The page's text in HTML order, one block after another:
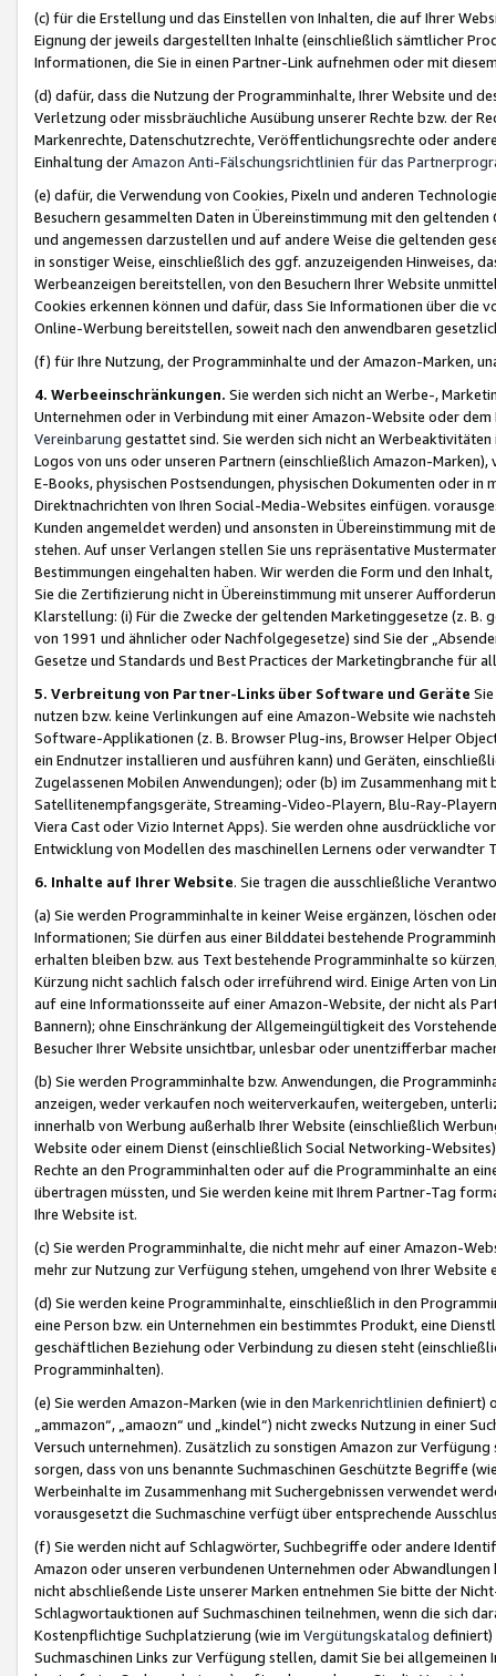
(c) für die Erstellung und das Einstellen von Inhalten, die auf Ihrer
Eignung der jeweils dargestellten Inhalte (einschließlich sämtlicher
Informationen, die Sie in einen Partner-Link aufnehmen oder mit
(d) dafür, dass die Nutzung der Programminhalte, Ihrer Website und
Verletzung oder missbräuchliche Ausübung unserer Rechte bzw. der
Markenrechte, Datenschutzrechte, Veröffentlichungsrechte oder
Einhaltung derAmazon Anti-Fälschungsrichtlinien für das
(e) dafür, die Verwendung von Cookies, Pixeln und anderen
Besuchern gesammelten Daten in Übereinstimmung mit den
und angemessen darzustellen und auf andere Weise die geltenden
in sonstiger Weise, einschließlich des ggf. anzuzeigenden Hinweises,
Werbeanzeigen bereitstellen, von den Besuchern Ihrer Website
Cookies erkennen können und dafür, dass Sie Informationen über die
Online-Werbung bereitstellen, soweit nach den anwendbaren
(f) für Ihre Nutzung, der Programminhalte und der Amazon-Marken,
4. Werbeeinschränkungen. Sie werden sich nicht an Werbe-,
Unternehmen oder in Verbindung mit einer Amazon-Website oder
Vereinbarung gestattet sind. Sie werden sich nicht an
Logos von uns oder unseren Partnern (einschließlich Amazon-
E-Books, physischen Postsendungen, physischen Dokumenten oder in
Direktnachrichten von Ihren Social-Media-Websites einfügen.
Kunden angemeldet werden) und ansonsten in Übereinstimmung mit
stehen. Auf unser Verlangen stellen Sie uns repräsentative
Bestimmungen eingehalten haben. Wir werden die Form und den
Sie die Zertifizierung nicht in Übereinstimmung mit unserer
Klarstellung: (i) Für die Zwecke der geltenden Marketinggesetze (z. B.
von 1991 und ähnlicher oder Nachfolgegesetze) sind Sie der
Gesetze und Standards und Best Practices der Marketingbranche für
5. Verbreitung von Partner-Links über Software und Geräte
nutzen bzw. keine Verlinkungen auf eine Amazon-Website wie
Software-Applikationen (z. B. Browser Plug-ins, Browser Helper
ein Endnutzer installieren und ausführen kann) und Geräten,
Zugelassenen Mobilen Anwendungen); oder (b) im Zusammenhang
Satellitenempfangsgeräte, Streaming-Video-Playern, Blu-Ray-
Viera Cast oder Vizio Internet Apps). Sie werden ohne ausdrückliche
Entwicklung von Modellen des maschinellen Lernens oder
6. Inhalte auf Ihrer Website. Sie tragen die ausschließliche
(a) Sie werden Programminhalte in keiner Weise ergänzen, löschen
Informationen; Sie dürfen aus einer Bilddatei bestehende
erhalten bleiben bzw. aus Text bestehende Programminhalte so
Kürzung nicht sachlich falsch oder irreführend wird. Einige Arten von
auf eine Informationsseite auf einer Amazon-Website, der nicht als
Bannern); ohne Einschränkung der Allgemeingültigkeit des
Besucher Ihrer Website unsichtbar, unlesbar oder unentzifferbar
(b) Sie werden Programminhalte bzw. Anwendungen, die
anzeigen, weder verkaufen noch weiterverkaufen, weitergeben,
innerhalb von Werbung außerhalb Ihrer Website (einschließlich
Website oder einem Dienst (einschließlich Social Networking-
Rechte an den Programminhalten oder auf die Programminhalte an
übertragen müssten, und Sie werden keine mit Ihrem Partner-Tag
Ihre Website ist.
(c) Sie werden Programminhalte, die nicht mehr auf einer Amazon-
mehr zur Nutzung zur Verfügung stehen, umgehend von Ihrer
(d) Sie werden keine Programminhalte, einschließlich in den
eine Person bzw. ein Unternehmen ein bestimmtes Produkt, eine
geschäftlichen Beziehung oder Verbindung zu diesen steht
Programminhalten).
(e) Sie werden Amazon-Marken (wie in den Markenrichtlinien definiert)
„ammazon“, „amaozn“ und „kindel“) nicht zwecks Nutzung in einer
Versuch unternehmen). Zusätzlich zu sonstigen Amazon zur
sorgen, dass von uns benannte Suchmaschinen Geschützte Begriffe
Werbeinhalte im Zusammenhang mit Suchergebnissen verwendet
vorausgesetzt die Suchmaschine verfügt über entsprechende
(f) Sie werden nicht auf Schlagwörter, Suchbegriffe oder andere
Amazon oder unseren verbundenen Unternehmen oder
nicht abschließende Liste unserer Marken entnehmen Sie bitte der
Schlagwortauktionen auf Suchmaschinen teilnehmen, wenn die sich
Kostenpflichtige Suchplatzierung (wie im Vergütungskatalog definiert)
Suchmaschinen Links zur Verfügung stellen, damit Sie bei